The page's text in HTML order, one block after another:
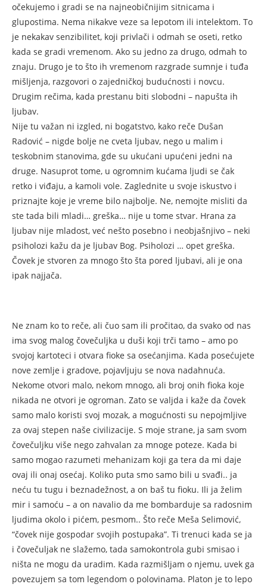
očekujemo i gradi se na najneobičnijim sitnicama i
glupostima. Nema nikakve veze sa lepotom ili intelektom. To
je nekakav senzibilitet, koji privlači i odmah se oseti, retko
kada se gradi vremenom. Ako su jedno za drugo, odmah to
znaju. Drugo je to što ih vremenom razgrade sumnje i tuđa
mišljenja, razgovori o zajedničkoj budućnosti i novcu.
Drugim rečima, kada prestanu biti slobodni – napušta ih
ljubav.
Nije tu važan ni izgled, ni bogatstvo, kako reče Dušan
Radović – nigde bolje ne cveta ljubav, nego u malim i
teskobnim stanovima, gde su ukućani upućeni jedni na
druge. Nasuprot tome, u ogromnim kućama ljudi se čak
retko i viđaju, a kamoli vole. Zaglednite u svoje iskustvo i
priznajte koje je vreme bilo najbolje. Ne, nemojte misliti da
ste tada bili mladi… greška… nije u tome stvar. Hrana za
ljubav nije mladost, već nešto posebno i neobjašnjivo – neki
psiholozi kažu da je ljubav Bog. Psiholozi … opet greška.
Čovek je stvoren za mnogo što šta pored ljubavi, ali je ona
ipak najjača.
Ne znam ko to reče, ali čuo sam ili pročitao, da svako od nas
ima svog malog čovečuljka u duši koji trči tamo – amo po
svojoj kartoteci i otvara fioke sa osećanjima. Kada posećujete
nove zemlje i gradove, pojavljuju se nova nadahnuća.
Nekome otvori malo, nekom mnogo, ali broj onih fioka koje
nikada ne otvori je ogroman. Zato se valjda i kaže da čovek
samo malo koristi svoj mozak, a mogućnosti su nepojmljive
za ovaj stepen naše civilizacije. S moje strane, ja sam svom
čovečuljku više nego zahvalan za mnoge poteze. Kada bi
samo mogao razumeti mehanizam koji ga tera da mi daje
ovaj ili onaj osećaj. Koliko puta smo samo bili u svađi.. ja
neću tu tugu i beznadežnost, a on baš tu fioku. Ili ja želim
mir i samoću – a on navalio da me bombarduje sa radosnim
ljudima okolo i pićem, pesmom.. Što reče Meša Selimović,
“čovek nije gospodar svojih postupaka”. Ti trenuci kada se ja
i čovečuljak ne slažemo, tada samokontrola gubi smisao i
ništa ne mogu da uradim. Kada razmišljam o njemu, uvek ga
povezujem sa tom legendom o polovinama. Platon je to lepo